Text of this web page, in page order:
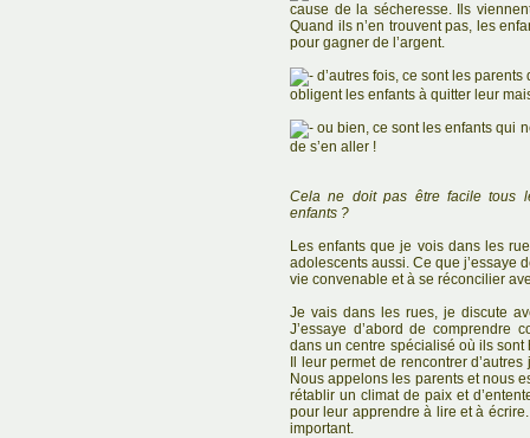
cause de la sécheresse. Ils
Quand ils n’en trouvent pas, les
pour gagner de l’argent.
d’autres fois, ce sont les
obligent les enfants à quitter leur
ou bien, ce sont les enfants qui
de s’en aller !
Cela ne doit pas être facile tous
enfants ?
Les enfants que je vois dans les
adolescents aussi. Ce que j’essaye
vie convenable et à se réconcilier
Je vais dans les rues, je discute
J’essaye d’abord de comprendre
dans un centre spécialisé où ils sont
Il leur permet de rencontrer
Nous appelons les parents et nous
rétablir un climat de paix et
pour leur apprendre à lire et à
important.